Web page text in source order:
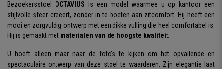
Bezoekersstoel OCTAVIUS is een model waarmee u op kantoor een
stijlvolle sfeer creëert, zonder in te boeten aan zitcomfort. Hij heeft een
mooi en zorgvuldig ontwerp met een dikke vulling die heel comfortabel is.
Hij is gemaakt met materialen van de hoogste kwaliteit.
U hoeft alleen maar naar de foto's te kijken om het opvallende en
spectaculaire ontwerp van deze stoel te waarderen. Zijn elegantie laat